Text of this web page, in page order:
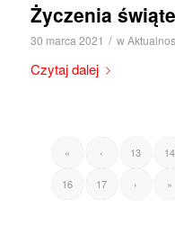
Życzenia
30 marca 2021 / w
Czytaj dalej
« ‹ 13 14
16 17 › »